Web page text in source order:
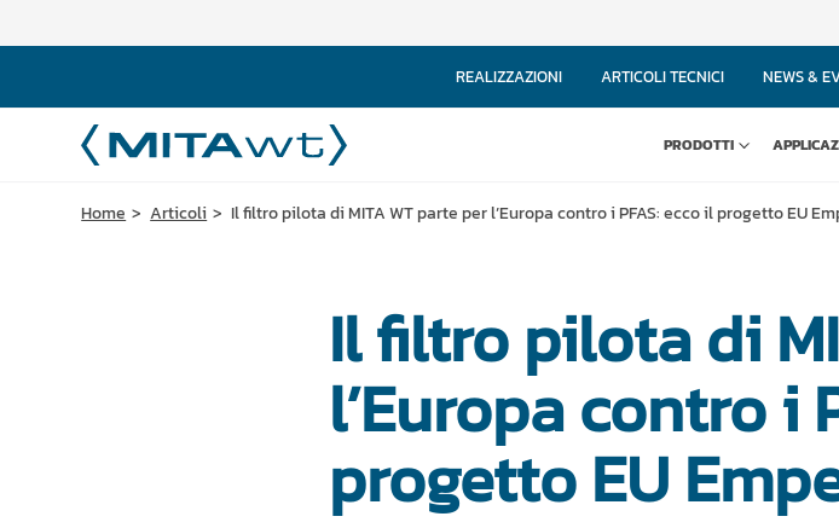
REALIZZAZIONI ARTICOLI TECNICI NEWS &
PRODOTTI
Home Articoli Il filtro pilota di MITA WT parte per l’Europa contro i PFAS: ecco il progetto EU
Il filtro pilota di
l’Europa contro i
progetto EU